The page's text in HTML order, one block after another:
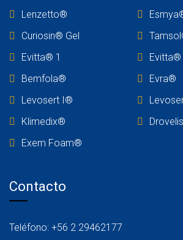
Lenzetto®
Curiosin® Gel
Evitta® 1
Evitta®
Bemfola®
Evra®
Levosert I®
Klimedix®
Exem Foam®
Contacto
Teléfono: +56 2 29462177